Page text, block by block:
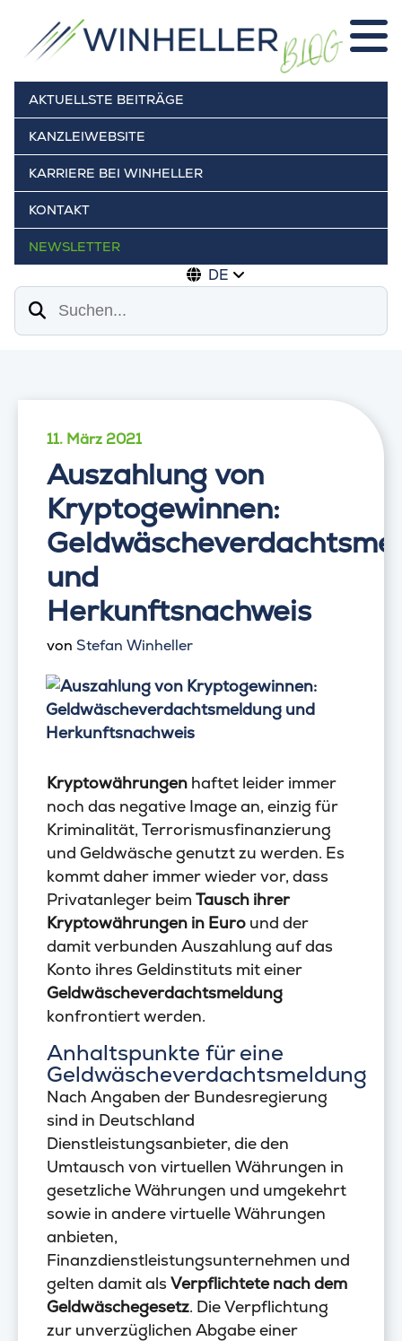
AKTUELLSTE BEITRÄGE
KANZLEIWEBSITE
KARRIERE BEI WINHELLER
KONTAKT
NEWSLETTER
DE
Suchen
11. März 2021
Auszahlung von
Kryptogewinnen:
und
Herkunftsnachweis
von Stefan Winheller
Kryptowährungen haftet leider immer
noch das negative Image an, einzig für
Kriminalität, Terrorismusfinanzierung
und Geldwäsche genutzt zu werden. Es
kommt daher immer wieder vor, dass
Privatanleger beim Tausch ihrer
Kryptowährungen in Euro und der
damit verbunden Auszahlung auf das
Konto ihres Geldinstituts mit einer
Geldwäscheverdachtsmeldung
konfrontiert werden.
Anhaltspunkte für eine
Geldwäscheverdachtsmeldung
Nach Angaben der Bundesregierung
sind in Deutschland
Dienstleistungsanbieter, die den
Umtausch von virtuellen Währungen in
gesetzliche Währungen und umgekehrt
sowie in andere virtuelle Währungen
anbieten,
Finanzdienstleistungsunternehmen und
gelten damit alsVerpflichtete nach dem
Geldwäschegesetz. Die Verpflichtung
zur unverzüglichen Abgabe einer